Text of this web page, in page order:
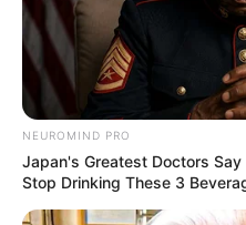
Fail! 10 Potret
Dimasak yang Bikin
Nggak Selera
NEUROMIND PRO
Japan's Greatest Doctors
Stop Drinking These 3